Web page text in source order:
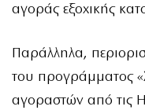
αγοράς εξοχικής
Παράλληλα,
του προγράμματος
αγοραστών από τις